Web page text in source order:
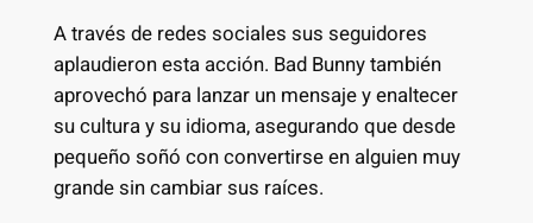
A través de redes sociales sus seguidores
aplaudieron esta acción. Bad Bunny también
aprovechó para lanzar un mensaje y enaltecer
su cultura y su idioma, asegurando que desde
pequeño soñó con convertirse en alguien muy
grande sin cambiar sus raíces.